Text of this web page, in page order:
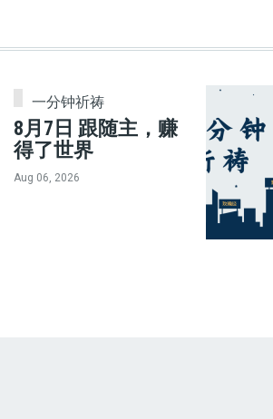
一分钟祈祷
8月7日 跟随主，赚
得了世界
Aug 06, 2026